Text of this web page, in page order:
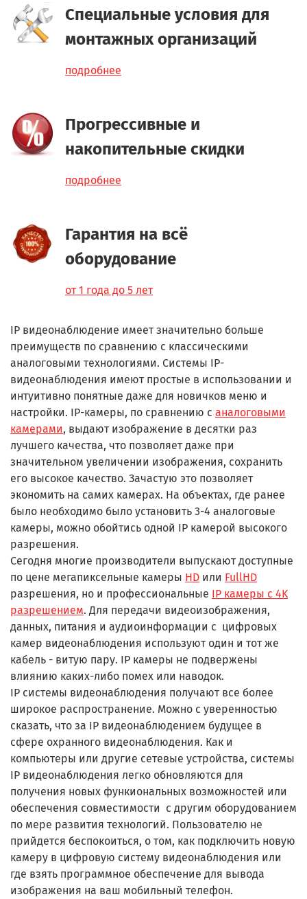
Специальные условия для
монтажных организаций
подробнее
Прогрессивные и
накопительные скидки
подробнее
Гарантия на всё
оборудование
от 1 года до 5 лет
IP видеонаблюдение имеет значительно больше
преимуществ по сравнению с классическими
аналоговыми технологиями. Системы IP-
видеонаблюдения имеют простые в использовании и
интуитивно понятные даже для новичков меню и
настройки. IP-камеры, по сравнению с аналоговыми
камерами, выдают изображение в десятки раз
лучшего качества, что позволяет даже при
значительном увеличении изображения, сохранить
его высокое качество. Зачастую это позволяет
экономить на самих камерах. На объектах, где ранее
было необходимо было установить 3-4 аналоговые
камеры, можно обойтись одной IP камерой высокого
разрешения.
Сегодня многие производители выпускают доступные
по цене мегапиксельные камеры HD или FullHD
разрешения, но и профессиональные IP камеры с 4K
разрешением. Для передачи видеоизображения,
данных, питания и аудиоинформации с цифровых
камер видеонаблюдения используют один и тот же
кабель - витую пару. IP камеры не подвержены
влиянию каких-либо помех или наводок.
IP системы видеонаблюдения получают все более
широкое распространение. Можно с уверенностью
сказать, что за IP видеонаблюдением будущее в
сфере охранного видеонаблюдения. Как и
компьютеры или другие сетевые устройства, системы
IP видеонаблюдения легко обновляются для
получения новых функиональных возможностей или
обеспечения совместимости с другим оборудованием
по мере развития технологий. Пользователю не
прийдется беспокоиться, о том, как подключить новую
камеру в цифровую систему видеонаблюдения или
где взять программное обеспечение для вывода
изображения на ваш мобильный телефон.